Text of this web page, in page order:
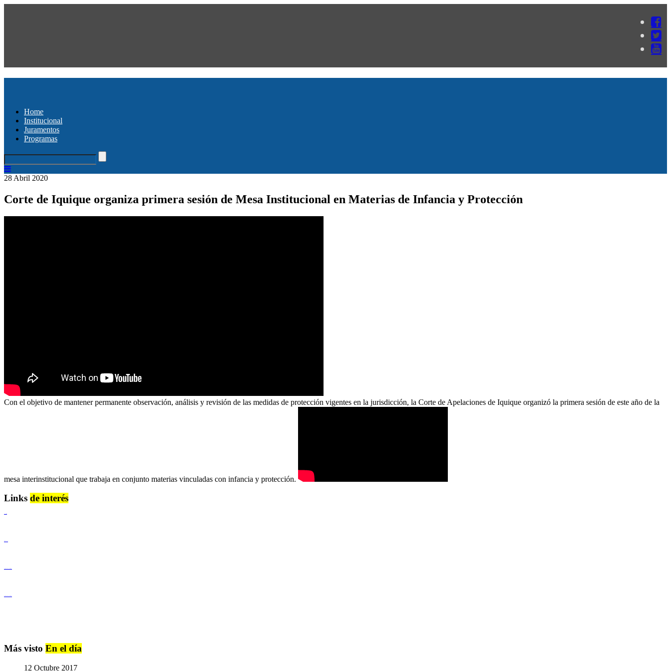
Home
Institucional
Juramentos
Programas
28 Abril 2020
Corte de Iquique organiza primera sesión de Mesa Institucional en Materias de Infancia y Protección
Con el objetivo de mantener permanente observación, análisis y revisión de las medidas de protección vigentes en la jurisdicción, la Corte de Apelaciones de Iquique organizó la primera sesión de este año de la
mesa interinstitucional que trabaja en conjunto materias vinculadas con infancia y protección.
Links de interés
Más visto En el día
12 Octubre 2017